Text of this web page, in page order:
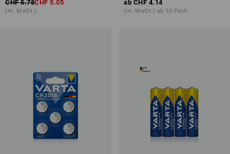
CHF 5.78CHF 5.05
(m. MwSt.)
ab CHF 4.14
(m. MwSt.) ab 10 Pack